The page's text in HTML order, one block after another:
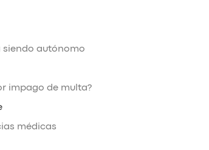
siendo autónomo
impago de multa?
médicas